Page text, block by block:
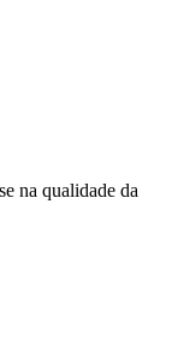
na qualidade da